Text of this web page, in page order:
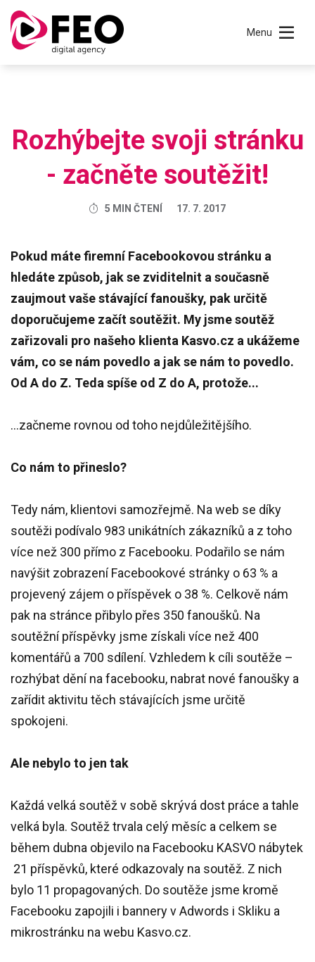
Menu
Rozhýbejte svoji stránku
- začněte soutěžit!
5 MIN ČTENÍ 17. 7. 2017
Pokud máte firemní Facebookovou stránku a
hledáte způsob, jak se zviditelnit a současně
zaujmout vaše stávající fanoušky, pak určitě
doporučujeme začít soutěžit. My jsme soutěž
zařizovali pro našeho klienta Kasvo.cz a ukážeme
vám, co se nám povedlo a jak se nám to povedlo.
Od A do Z. Teda spíše od Z do A, protože...
...začneme rovnou od toho nejdůležitějšího.
Co nám to přineslo?
Tedy nám, klientovi samozřejmě. Na web se díky
soutěži podívalo 983 unikátních zákazníků a z toho
více než 300 přímo z Facebooku. Podařilo se nám
navýšit zobrazení Facebookové stránky o 63 % a
projevený zájem o příspěvek o 38 %. Celkově nám
pak na stránce přibylo přes 350 fanoušků. Na
soutěžní příspěvky jsme získali více než 400
komentářů a 700 sdílení. Vzhledem k cíli soutěže –
rozhýbat dění na facebooku, nabrat nové fanoušky a
zařídit aktivitu těch stávajících jsme určitě
spokojeni.
Ale nebylo to jen tak
Každá velká soutěž v sobě skrývá dost práce a tahle
velká byla. Soutěž trvala celý měsíc a celkem se
během dubna objevilo na Facebooku KASVO nábytek
21 příspěvků, které odkazovaly na soutěž. Z nich
bylo 11 propagovaných. Do soutěže jsme kromě
Facebooku zapojili i bannery v Adwords i Skliku a
mikrostránku na webu Kasvo.cz.